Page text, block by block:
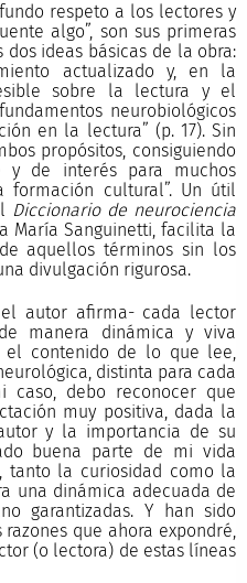
respeto a los lectores y
algo”, son sus primeras
ideas básicas de la obra:
actualizado y, en la
sobre la lectura y el
neurobiológicos
en la lectura” (p. 17). Sin
propósitos, consiguiendo
y de interés para muchos
cultural”. Un útil
Diccionario de neurociencia
María Sanguinetti, facilita la
aquellos términos sin los
divulgación rigurosa.
autor afirma- cada lector
manera dinámica y viva
el contenido de lo que lee,
distinta para cada
debo reconocer que
muy positiva, dada la
y la importancia de su
buena parte de mi vida
tanto la curiosidad como la
una dinámica adecuada de
garantizadas. Y han sido
que ahora expondré,
(o lectora) de estas líneas